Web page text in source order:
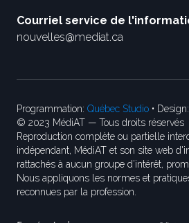
Courriel service de
nouvelles@mediat.ca
Programmation: Québec Studio • Design:
© 2023 MédiAT — Tous droits réservés
Reproduction complète ou partielle
indépendant, MédiAT et son site web
rattachés à aucun groupe d’intérêt,
Nous appliquons les normes et
reconnues par la profession.